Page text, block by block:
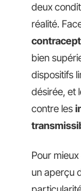
deux
réalité.
bien
dispositifs
désirée, et
contre les
Pour
un aperçu